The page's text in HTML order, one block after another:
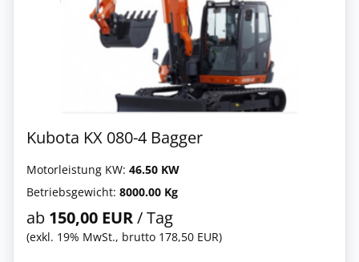
Kubota KX 080-4 Bagger
Motorleistung KW: 46.50 KW
Betriebsgewicht: 8000.00 Kg
ab 150,00 EUR/ Tag
(exkl. 19% MwSt., brutto 178,50 EUR)